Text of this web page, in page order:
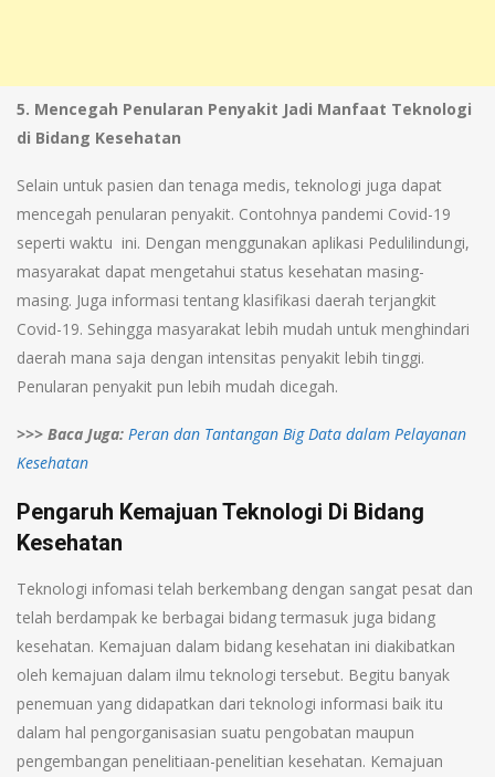
5. Mencegah Penularan Penyakit Jadi Manfaat Teknologi
di Bidang Kesehatan
Selain untuk pasien dan tenaga medis, teknologi juga dapat
mencegah penularan penyakit. Contohnya pandemi Covid-19
seperti waktu ini. Dengan menggunakan aplikasi Pedulilindungi,
masyarakat dapat mengetahui status kesehatan masing-
masing. Juga informasi tentang klasifikasi daerah terjangkit
Covid-19. Sehingga masyarakat lebih mudah untuk menghindari
daerah mana saja dengan intensitas penyakit lebih tinggi.
Penularan penyakit pun lebih mudah dicegah.
>>> Baca Juga: Peran dan Tantangan Big Data dalam Pelayanan
Kesehatan
Pengaruh Kemajuan Teknologi Di Bidang
Kesehatan
Teknologi infomasi telah berkembang dengan sangat pesat dan
telah berdampak ke berbagai bidang termasuk juga bidang
kesehatan. Kemajuan dalam bidang kesehatan ini diakibatkan
oleh kemajuan dalam ilmu teknologi tersebut. Begitu banyak
penemuan yang didapatkan dari teknologi informasi baik itu
dalam hal pengorganisasian suatu pengobatan maupun
pengembangan penelitiaan-penelitian kesehatan. Kemajuan